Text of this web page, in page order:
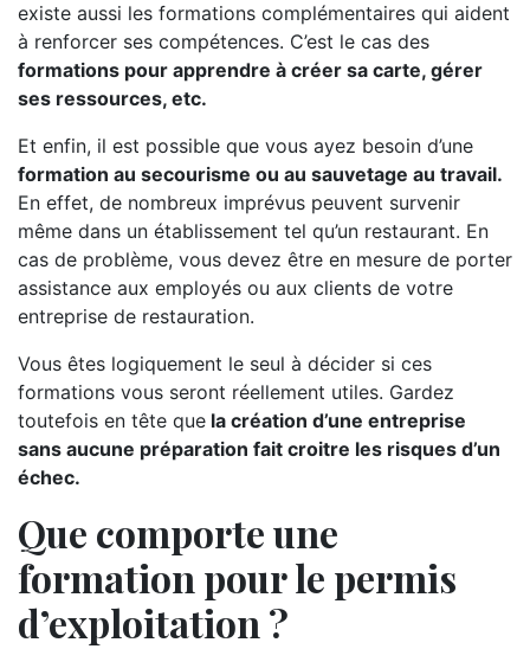
existe aussi les formations complémentaires qui aident
à renforcer ses compétences. C’est le cas des
formations pour apprendre à créer sa carte, gérer
ses ressources, etc.
Et enfin, il est possible que vous ayez besoin d’une
formation au secourisme ou au sauvetage au travail.
En effet, de nombreux imprévus peuvent survenir
même dans un établissement tel qu’un restaurant. En
cas de problème, vous devez être en mesure de porter
assistance aux employés ou aux clients de votre
entreprise de restauration.
Vous êtes logiquement le seul à décider si ces
formations vous seront réellement utiles. Gardez
toutefois en tête que la création d’une entreprise
sans aucune préparation fait croitre les risques d’un
échec.
Que comporte une
formation pour le permis
d’exploitation ?